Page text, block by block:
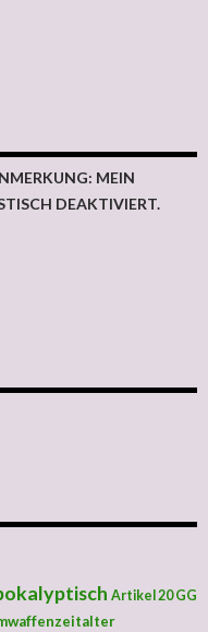
MEIN
DEAKTIVIERT.
Artikel 20 GG